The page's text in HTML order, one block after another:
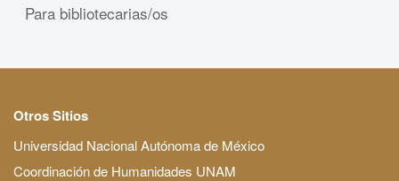
Para bibliotecarias/os
Otros Sitios
Universidad Nacional Autónoma de México
Coordinación de Humanidades UNAM